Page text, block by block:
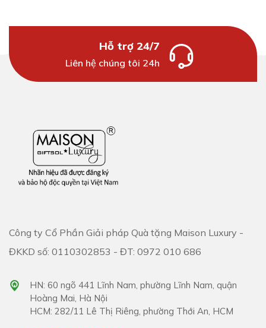
Hỗ trợ 24/7
Liên hệ chúng tôi 24h
Công ty Cổ Phần Giải pháp Quà tặng Maison Luxury -
ĐKKD số: 0110302853 - ĐT: 0972 010 686
HN: 60 ngõ 441 Lĩnh Nam, phường Lĩnh Nam, quận
Hoàng Mai, Hà Nội
HCM: 282/11 Lê Thị Riêng, phường Thới An, HCM